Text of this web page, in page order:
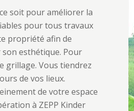
soit pour améliorer la
pour tous travaux
propriété afin de
esthétique. Pour
grillage. Vous tiendrez
de vos lieux.
de votre espace
à ZEPP Kinder